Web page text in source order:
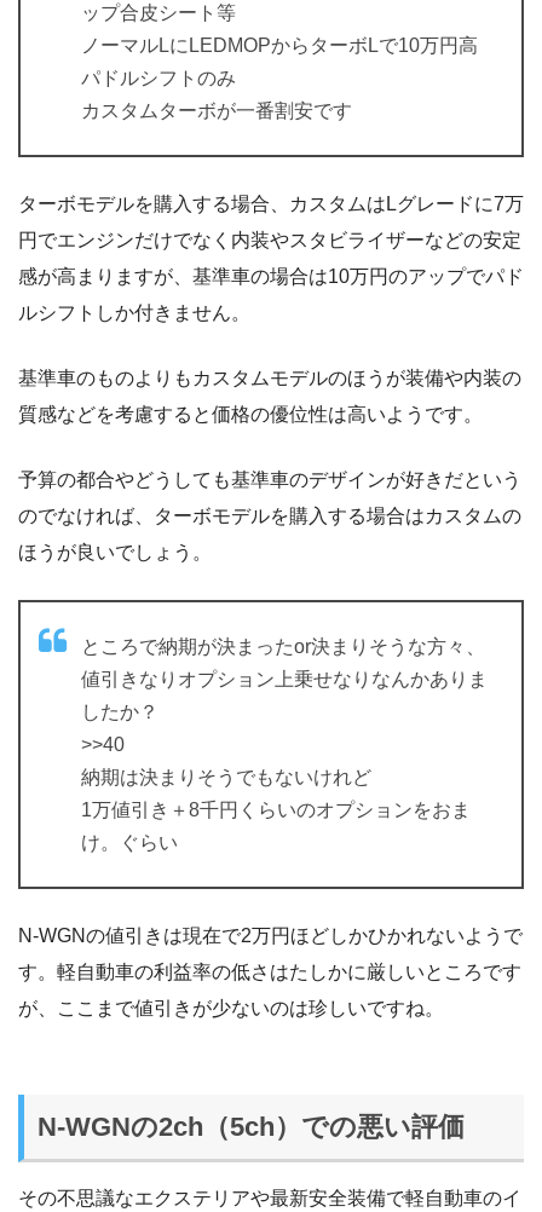
ップ合皮シート等
ノーマルLにLEDMOPからターボLで10万円高
パドルシフトのみ
カスタムターボが一番割安です
ターボモデルを購入する場合、カスタムはLグレードに7万
円でエンジンだけでなく内装やスタビライザーなどの安定
感が高まりますが、基準車の場合は10万円のアップでパド
ルシフトしか付きません。
基準車のものよりもカスタムモデルのほうが装備や内装の
質感などを考慮すると価格の優位性は高いようです。
予算の都合やどうしても基準車のデザインが好きだという
のでなければ、ターボモデルを購入する場合はカスタムの
ほうが良いでしょう。
ところで納期が決まったor決まりそうな方々、
値引きなりオプション上乗せなりなんかありま
したか？
>>40
納期は決まりそうでもないけれど
1万値引き＋8千円くらいのオプションをおま
け。ぐらい
N-WGNの値引きは現在で2万円ほどしかひかれないようで
す。軽自動車の利益率の低さはたしかに厳しいところです
が、ここまで値引きが少ないのは珍しいですね。
N-WGNの2ch（5ch）での悪い評価
その不思議なエクステリアや最新安全装備で軽自動車のイ